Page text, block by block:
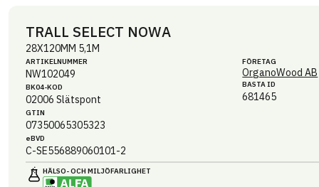
TRALL SELECT NOWA
28X120MM 5,1M
ARTIKEL­NUMMER
NW102049
BK04-KOD
02006 Slätspont
GTIN
07350065305323
eBVD
C-SE556889060101-2
FÖRETAG
OrganoWood AB
BASTA ID
681465
HÄLSO- OCH MILJÖ­FARLIGHET